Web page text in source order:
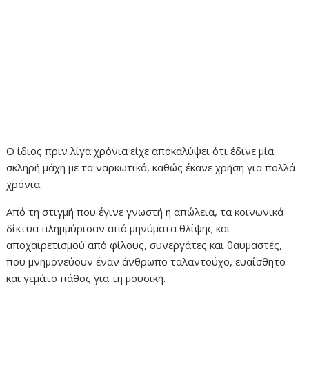
Ο ίδιος πριν λίγα χρόνια είχε αποκαλύψει ότι έδινε μία
σκληρή μάχη με τα ναρκωτικά, καθώς έκανε χρήση για πολλά
χρόνια.
Από τη στιγμή που έγινε γνωστή η απώλεια, τα κοινωνικά
δίκτυα πλημμύρισαν από μηνύματα θλίψης και
αποχαιρετισμού από φίλους, συνεργάτες και θαυμαστές,
που μνημονεύουν έναν άνθρωπο ταλαντούχο, ευαίσθητο
και γεμάτο πάθος για τη μουσική.